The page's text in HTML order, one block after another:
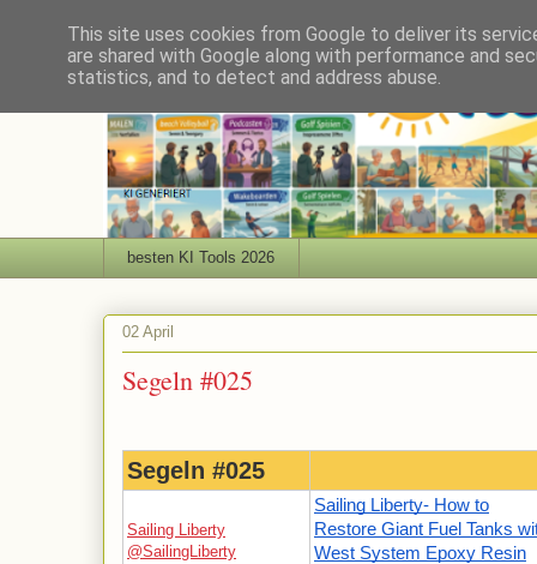
besten KI Tools 2026
02 April
Segeln #025
Segeln #025
Sailing Liberty
@SailingLiberty
Sailing Liberty- How to
Restore Giant Fuel Tanks
West System Epoxy Resin
This site uses cookies from Google to deliver its
are shared with Google along with performance and
statistics, and to detect and address abuse.